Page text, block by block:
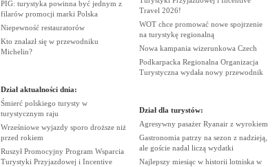
PIG: turystyka powinna być jednym z
filarów promocji marki Polska
Niepewność restauratorów
Kto znalazł się w przewodniku
Michelin?
Dział aktualności dnia:
Śmierć polskiego turysty w
turystycznym raju
Wrześniowe wyjazdy sporo droższe niż
przed rokiem
Ruszył Promocyjny Program Wsparcia
Turystyki Przyjazdowej i Incentive
Travel 2026!
WOT chce promować nowe spojrzenie
na turystykę regionalną
Nowa kampania wizerunkowa Czech
Podkarpacka Regionalna Organizacja
Turystyczna wydała nowy przewodnik
Dział dla turystów:
Agresywny pasażer Ryanair z wyrokiem
Gastronomia patrzy na sezon z nadzieją,
ale goście nadal liczą wydatki
Najlepszy miesiąc w historii lotniska w